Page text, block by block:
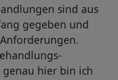
sind aus
gegeben und
hier bin ich